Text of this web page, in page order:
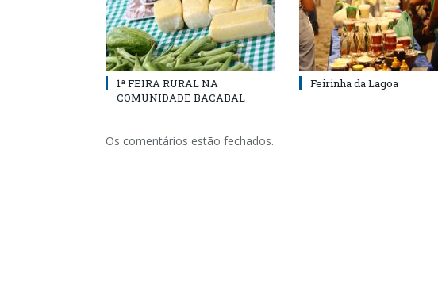
1ª FEIRA RURAL NA
COMUNIDADE BACABAL
Feirinha da Lagoa
Os comentários estão fechados.